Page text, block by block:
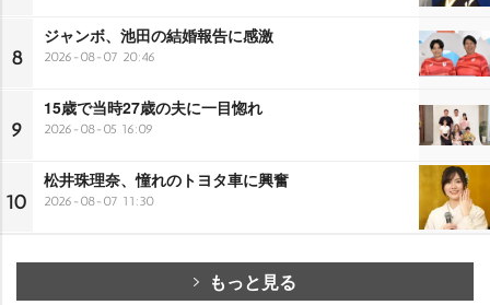
8
ジャンボ、池田の結婚報告に感激
2026-08-07 20:46
9
15歳で当時27歳の夫に一目惚れ
2026-08-05 16:09
10
松井珠理奈、憧れのトヨタ車に興奮
2026-08-07 11:30
もっと見る